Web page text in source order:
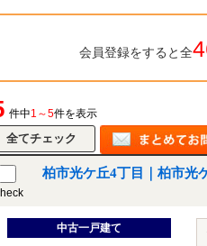
会員登録をすると全
件中1～5件を表示
柏市光ケ丘4丁目｜柏市光
中古一戸建て